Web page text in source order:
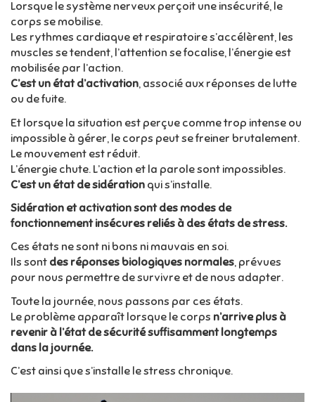
Lorsque le système nerveux perçoit une insécurité, le
corps se mobilise.
Les rythmes cardiaque et respiratoire s’accélèrent, les
muscles se tendent, l’attention se focalise, l’énergie est
mobilisée par l’action.
C’est un état d’activation, associé aux réponses de lutte
ou de fuite.
Et lorsque la situation est perçue comme trop intense ou
impossible à gérer, le corps peut se freiner brutalement.
Le mouvement est réduit.
L’énergie chute. L’action et la parole sont impossibles.
C’est un état de sidération qui s’installe.
Sidération et activation sont des modes de
fonctionnement insécures reliés à des états de stress.
Ces états ne sont ni bons ni mauvais en soi.
Ils sont des réponses biologiques normales, prévues
pour nous permettre de survivre et de nous adapter.
Toute la journée, nous passons par ces états.
Le problème apparaît lorsque le corps n’arrive plus à
revenir à l’état de sécuritésuffisamment longtemps
dans la journée.
C’est ainsi que s’installe le stress chronique.